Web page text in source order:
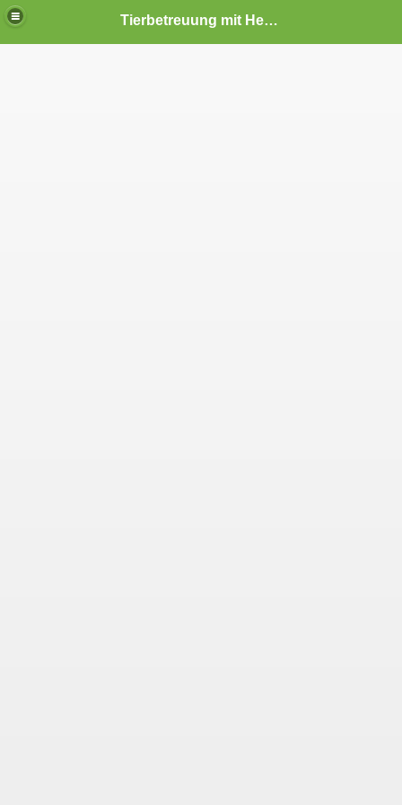
Tierbetreuung mit Herz und Verstand